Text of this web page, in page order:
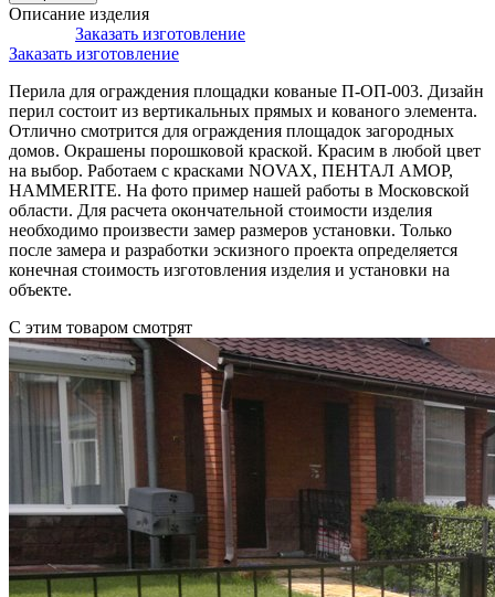
Описание изделия
Заказать изготовление
Заказать изготовление
Перила для ограждения площадки кованые П-ОП-003. Дизайн
перил состоит из вертикальных прямых и кованого элемента.
Отлично смотрится для ограждения площадок загородных
домов. Окрашены порошковой краской. Красим в любой цвет
на выбор. Работаем с красками NOVAX, ПЕНТАЛ АМОР,
HAMMERITE. На фото пример нашей работы в Московской
области. Для расчета окончательной стоимости изделия
необходимо произвести замер размеров установки. Только
после замера и разработки эскизного проекта определяется
конечная стоимость изготовления изделия и установки на
объекте.
С этим товаром смотрят